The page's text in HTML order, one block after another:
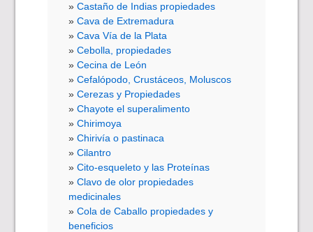
Castaño de Indias propiedades
Cava de Extremadura
Cava Vía de la Plata
Cebolla, propiedades
Cecina de León
Cefalópodo, Crustáceos, Moluscos
Cerezas y Propiedades
Chayote el superalimento
Chirimoya
Chirivía o pastinaca
Cilantro
Cito-esqueleto y las Proteínas
Clavo de olor propiedades
medicinales
Cola de Caballo propiedades y
beneficios